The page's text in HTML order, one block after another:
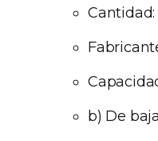
Cantidad:
b) De